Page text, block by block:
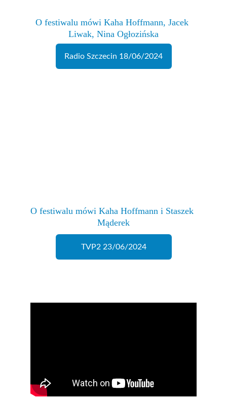
Radio Szczecin 18/06/2024
TVP2 23/06/2024
O festiwalu mówi Kaha Hoffmann, Jacek
Liwak, Nina Ogłozińska
O festiwalu mówi Kaha Hoffmann i Staszek
Mąderek